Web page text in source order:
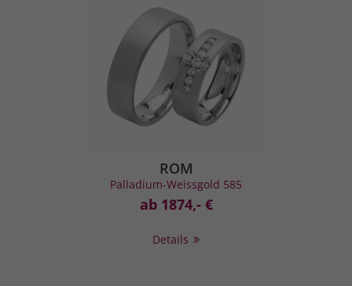
ROM
Palladium-Weissgold 585
ab 1874,- €
Details